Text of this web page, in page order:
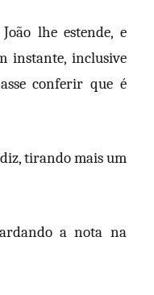
lhe estende, e
instante, inclusive
conferir que é
tirando mais um
a nota na